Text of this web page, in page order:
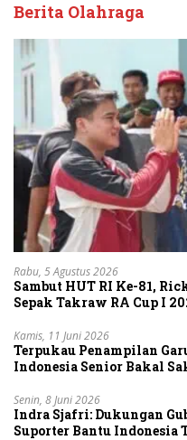
Berita Olahraga
Rabu, 5 Agustus 2026
Sambut HUT RI Ke-81,
Sepak Takraw RA Cup I
Kamis, 11 Juni 2026
Terpukau Penampilan
Indonesia Senior Bakal
Senin, 8 Juni 2026
Indra Sjafri: Dukungan
Suporter Bantu